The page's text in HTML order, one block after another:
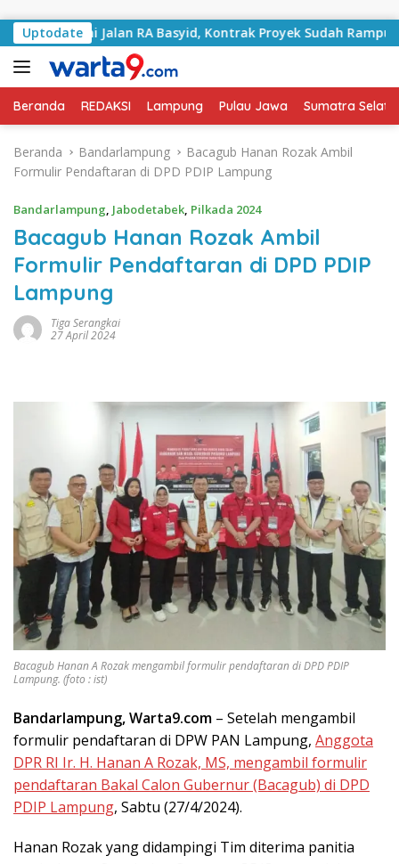
Uptodate
Jalan RA Basyid, Kontrak Proyek Sudah Rampung
Beranda REDAKSI Lampung Pulau Jawa Sumatra
Beranda Bandarlampung
Bacagub Hanan Rozak Ambil
Formulir Pendaftaran di DPD PDIP Lampung
Bandarlampung, Jabodetabek, Pilkada 2024
Bacagub Hanan Rozak Ambil
Formulir Pendaftaran di DPD PDIP
Lampung
Tiga Serangkai
27 April 2024
Bacagub Hanan A Rozak mengambil formulir pendaftaran di DPD PDIP
Lampung. (foto : ist)
Bandarlampung, Warta9.com – Setelah mengambil
formulir pendaftaran di DPW PAN Lampung, Anggota
DPR RI Ir. H. Hanan A Rozak, MS, mengambil formulir
pendaftaran Bakal Calon Gubernur (Bacagub) di DPD
PDIP Lampung, Sabtu (27/4/2024).
Hanan Rozak yang didampingi Tim diterima panitia